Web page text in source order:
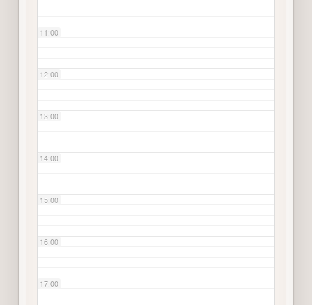
11:00
12:00
13:00
14:00
15:00
16:00
17:00